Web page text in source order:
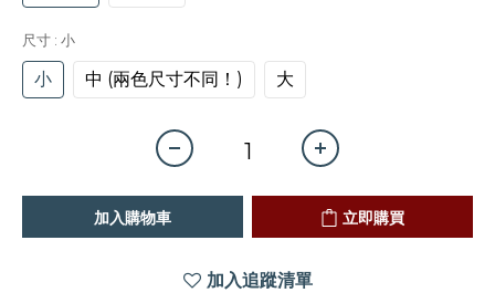
尺寸 : 小
小 中 (兩色尺寸不同！) 大
加入購物車 立即購買
加入追蹤清單